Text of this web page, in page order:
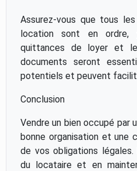
Assurez-vous que tous
location sont en
quittances de loyer et
documents seront
potentiels et peuvent
Conclusion
Vendre un bien occupé par
bonne organisation et une
de vos obligations
du locataire et en